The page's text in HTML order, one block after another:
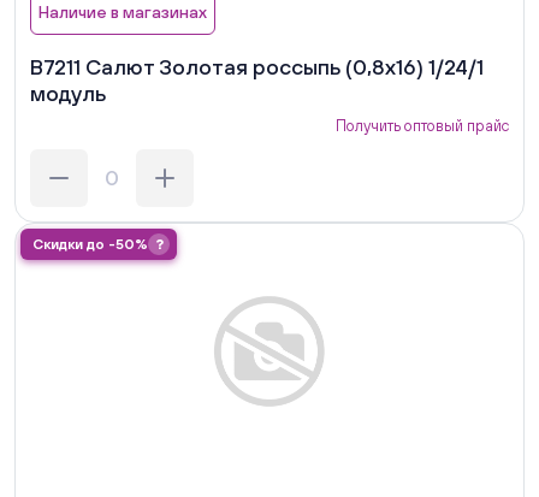
Наличие в магазинах
В7211 Салют Золотая россыпь (0,8х16) 1/24/1
модуль
Получить оптовый прайс
Скидки до -50% ?